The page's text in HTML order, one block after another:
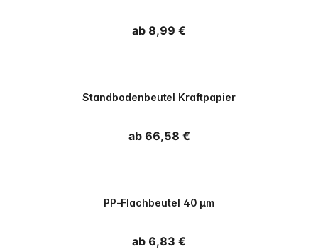
Normaler Preis
ab 8,99 €
Standbodenbeutel Kraftpapier
Normaler Preis
ab 66,58 €
PP-Flachbeutel 40 µm
Normaler Preis
ab 6,83 €